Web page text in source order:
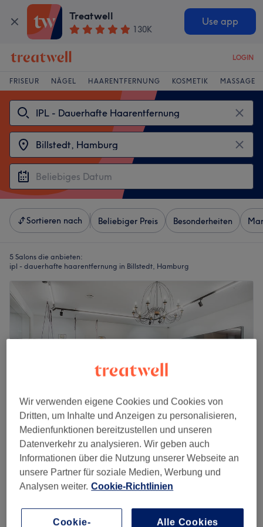
Treatwell
130K
Use app
LOGIN
FRISEUR NÄGEL HAARENTFERNUNG KOSMETIK MASSAGE
Sortieren nach Beliebiger Preis Besonderheiten
5 Salons die anbieten:
ipl - dauerhafte haarentfernung in Billstedt, Hamburg
Mírame
4,8
1634 Bewertungen
Billstedt-Center, Hamburg
Auf Karte anzeigen
Diodenlaser Ganzkörper
1 Std.
250 €
Wir verwenden eigene Cookies und Cookies von
Dritten, um Inhalte und Anzeigen zu personalisieren,
Medienfunktionen bereitzustellen und unseren
Datenverkehr zu analysieren. Wir geben auch
Informationen über die Nutzung unserer Webseite an
unsere Partner für soziale Medien, Werbung und
Analysen weiter. Cookie-Richtlinien
Cookie-
Alle Cookies